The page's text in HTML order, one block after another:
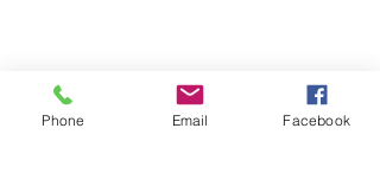
Phone Email Facebook